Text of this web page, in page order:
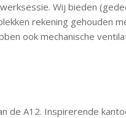
Wij bieden
rekening gehouden
ook mechanische
de A12. Inspirerende